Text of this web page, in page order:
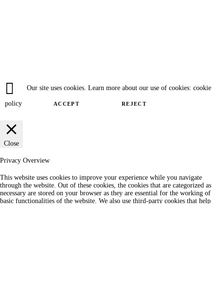
Our site uses cookies. Learn more about our use of cookies: cookie
policy ACCEPT REJECT
Close
Privacy Overview
This website uses cookies to improve your experience while you navigate
through the website. Out of these cookies, the cookies that are categorized as
necessary are stored on your browser as they are essential for the working of
basic functionalities of the website. We also use third-party cookies that help